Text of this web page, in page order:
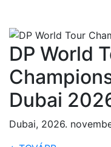
DP World
Dubai
Dubai, 2026.